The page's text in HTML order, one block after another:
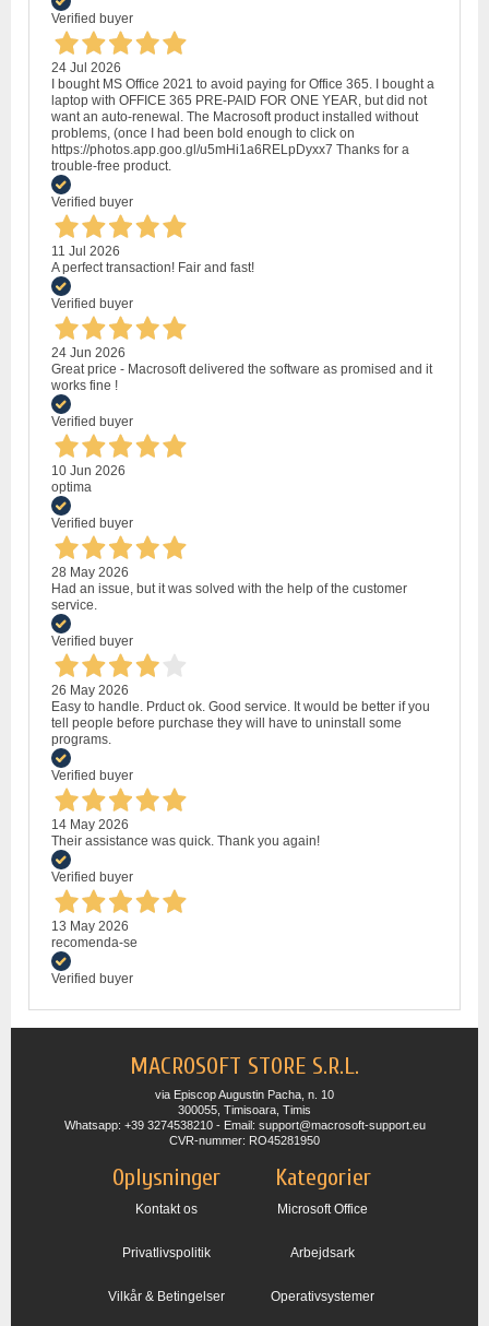
Verified buyer
24 Jul 2026
I bought MS Office 2021 to avoid paying for Office 365. I bought a
laptop with OFFICE 365 PRE-PAID FOR ONE YEAR, but did not
want an auto-renewal. The Macrosoft product installed without
problems, (once I had been bold enough to click on
https://photos.app.goo.gl/u5mHi1a6RELpDyxx7 Thanks for a
trouble-free product.
Verified buyer
11 Jul 2026
A perfect transaction! Fair and fast!
Verified buyer
24 Jun 2026
Great price - Macrosoft delivered the software as promised and it
works fine !
Verified buyer
10 Jun 2026
optima
Verified buyer
28 May 2026
Had an issue, but it was solved with the help of the customer
service.
Verified buyer
26 May 2026
Easy to handle. Prduct ok. Good service. It would be better if you
tell people before purchase they will have to uninstall some
programs.
Verified buyer
14 May 2026
Their assistance was quick. Thank you again!
Verified buyer
13 May 2026
recomenda-se
Verified buyer
MACROSOFT STORE S.R.L.
via Episcop Augustin Pacha, n. 10
300055, Timisoara, Timis
Whatsapp: +39 3274538210 - Email: support@macrosoft-support.eu
CVR-nummer: RO45281950
Oplysninger
Kontakt os
Privatlivspolitik
Vilkår & Betingelser
Kategorier
Microsoft Office
Arbejdsark
Operativsystemer